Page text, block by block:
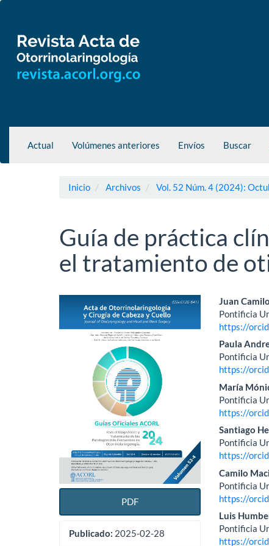
principal
Barra
lateral
Actual Volúmenes anteriores Envíos Buscar
Inicio Archivos Vol. 52 Núm. 4 (2024):
Guía de práctica
el tratamiento de
Barra
lateral
artículo
PDF
Publicado: 2025-02-28
del
Juan
Pontificia
https://
Paula
Pontificia
https://
María
Pontificia
https://
Santiago
Pontificia
https://
Camilo
Pontificia
https://
Luis
Pontificia
https://